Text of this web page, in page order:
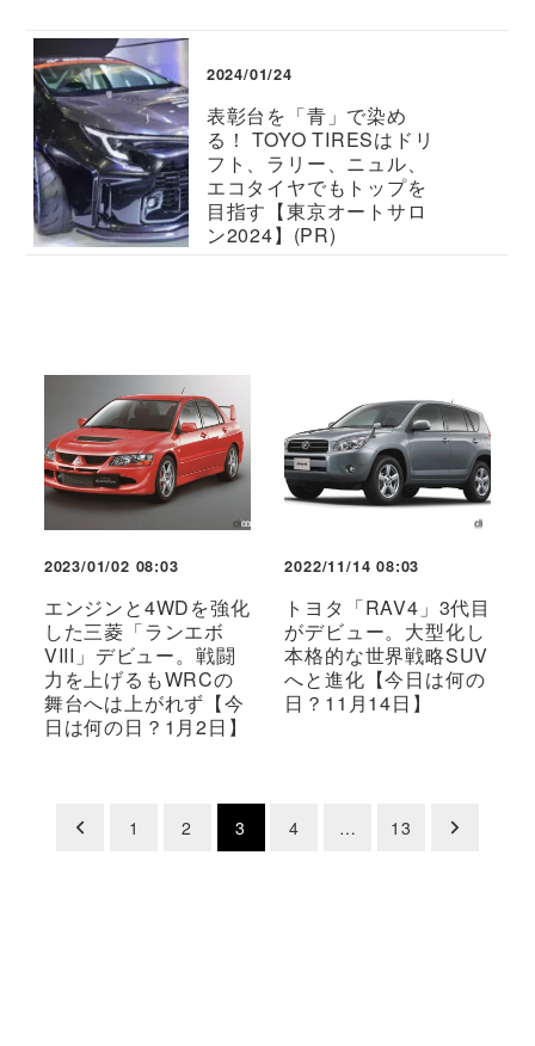
2024/01/24
表彰台を「青」で染め
る！ TOYO TIRESはドリ
フト、ラリー、ニュル、
エコタイヤでもトップを
目指す【東京オートサロ
ン2024】(PR)
2023/01/02 08:03
エンジンと4WDを強化
した三菱「ランエボ
VIII」デビュー。戦闘
力を上げるもWRCの
舞台へは上がれず【今
日は何の日？1月2日】
2022/11/14 08:03
トヨタ「RAV4」3代目
がデビュー。大型化し
本格的な世界戦略SUV
へと進化【今日は何の
日？11月14日】
1 2 3 4 … 13